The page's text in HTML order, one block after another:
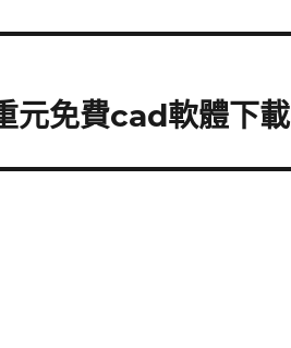
元免費cad軟體下載